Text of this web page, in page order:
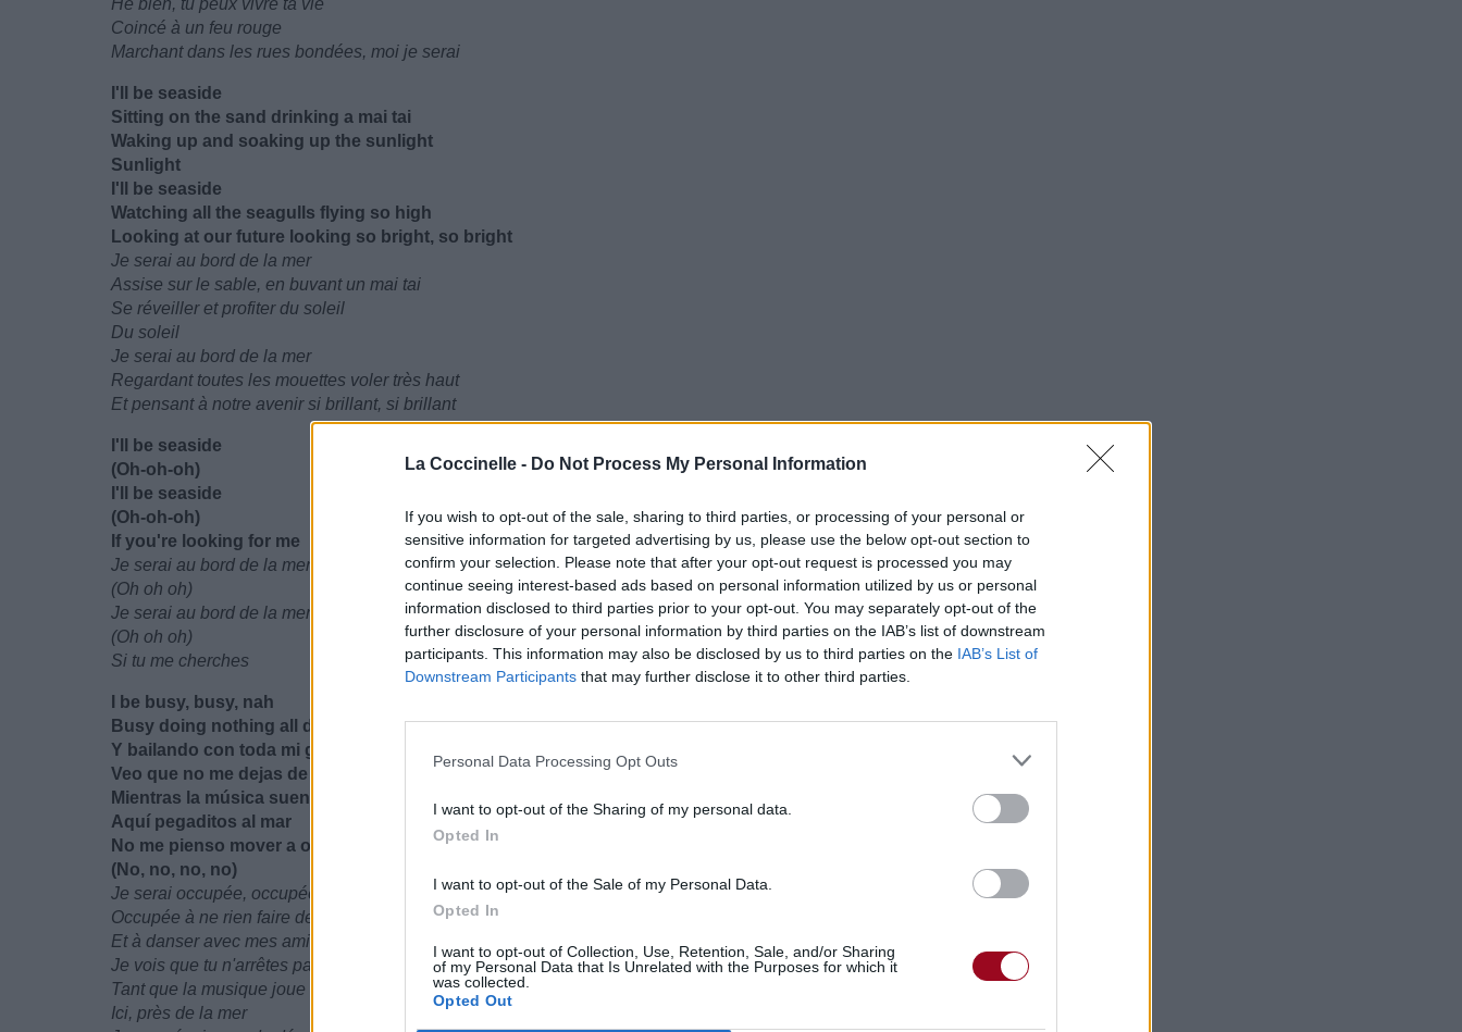
La Coccinelle - Do Not Process My Personal Information
If you wish to opt-out of the sale, sharing to third parties, or processing of your personal or
sensitive information for targeted advertising by us, please use the below opt-out section to
confirm your selection. Please note that after your opt-out request is processed you may
continue seeing interest-based ads based on personal information utilized by us or personal
information disclosed to third parties prior to your opt-out. You may separately opt-out of the
further disclosure of your personal information by third parties on the IAB’s list of downstream
participants. This information may also be disclosed by us to third parties on the IAB’s List of
Downstream Participants that may further disclose it to other third parties.
Personal Data Processing Opt Outs
I want to opt-out of the Sharing of my personal data.
Opted In
I want to opt-out of the Sale of my Personal Data.
Opted In
I want to opt-out of Collection, Use, Retention, Sale, and/or Sharing
of my Personal Data that Is Unrelated with the Purposes for which it
was collected.
Opted Out
Hé bien, tu peux vivre ta vie
Coincé à un feu rouge
Marchant dans les rues bondées, moi je serai
I'll be seaside
Sitting on the sand drinking a mai tai
Waking up and soaking up the sunlight
Sunlight
I'll be seaside
Watching all the seagulls flying so high
Looking at our future looking so bright, so bright
Je serai au bord de la mer
Assise sur le sable, en buvant un mai tai
Se réveiller et profiter du soleil
Du soleil
Je serai au bord de la mer
Regardant toutes les mouettes voler très haut
Et pensant à notre avenir si brillant, si brillant
I'll be seaside
(Oh-oh-oh)
I'll be seaside
(Oh-oh-oh)
If you're looking for me
Je serai au bord de la mer
(Oh oh oh)
Je serai au bord de la mer
(Oh oh oh)
Si tu me cherches
I be busy, busy, nah
Busy doing nothing all day
Y bailando con toda mi gente, y
Veo que no me dejas de ver
Mientras la música suene
Aquí pegaditos al mar
No me pienso mover a otro lugar
(No, no, no, no)
Je serai occupée, occupée, nah
Occupée à ne rien faire de toute la journée
Et à danser avec mes amis
Je vois que tu n'arrêtes pas de me regarder
Tant que la musique joue
Ici, près de la mer